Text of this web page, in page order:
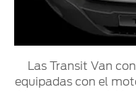
Ford
Protect/
extendida
Acciones
Recursos
Humanos
Los
Pumas
Eventos
Las Transit Van
equipadas con el